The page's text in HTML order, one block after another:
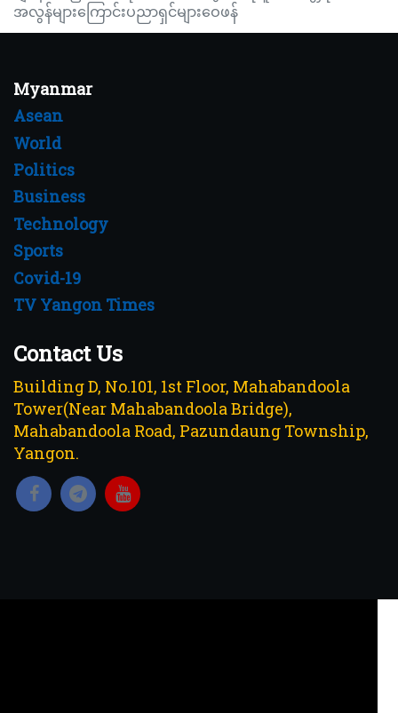
အလွန်များကြောင်းပညာရှင်များဝေဖန်
Myanmar
Asean
World
Politics
Business
Technology
Sports
Covid-19
TV Yangon Times
Contact Us
Building D, No.101, 1st Floor, Mahabandoola
Tower(Near Mahabandoola Bridge),
Mahabandoola Road, Pazundaung Township,
Yangon.